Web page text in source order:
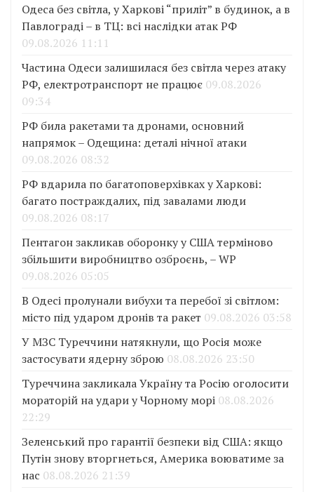
Одеса без світла, у Харкові “приліт” в будинок, а в
Павлограді – в ТЦ: всі наслідки атак РФ
09.08.2026 11:11
Частина Одеси залишилася без світла через атаку
РФ, електротранспорт не працює 09.08.2026
09:34
РФ била ракетами та дронами, основний
напрямок – Одещина: деталі нічної атаки
09.08.2026 08:32
РФ вдарила по багатоповерхівках у Харкові:
багато постраждалих, під завалами люди
09.08.2026 08:17
Пентагон закликав оборонку у США терміново
збільшити виробництво озброєнь, – WP
09.08.2026 05:05
В Одесі пролунали вибухи та перебої зі світлом:
місто під ударом дронів та ракет 09.08.2026 03:58
У МЗС Туреччини натякнули, що Росія може
застосувати ядерну зброю 08.08.2026 23:50
Туреччина закликала Україну та Росію оголосити
мораторій на удари у Чорному морі 08.08.2026
22:29
Зеленський про гарантії безпеки від США: якщо
Путін знову вторгнеться, Америка воюватиме за
нас 08.08.2026 21:39